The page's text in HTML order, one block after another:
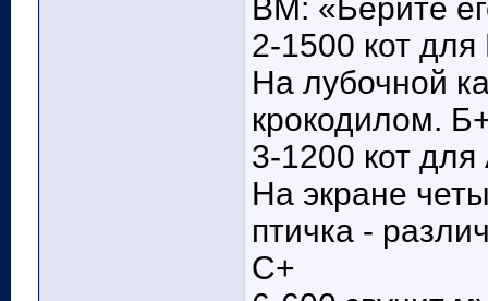
ВМ: «Берите
2-1500 кот
На лубочной
крокодилом.
3-1200 кот
На экране
птичка -
С+